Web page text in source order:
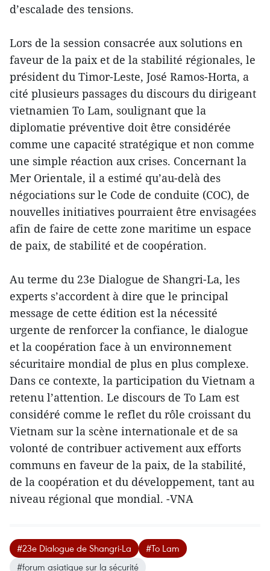
d’escalade des tensions.
Lors de la session consacrée aux solutions en
faveur de la paix et de la stabilité régionales, le
président du Timor-Leste, José Ramos-Horta, a
cité plusieurs passages du discours du dirigeant
vietnamien To Lam, soulignant que la
diplomatie préventive doit être considérée
comme une capacité stratégique et non comme
une simple réaction aux crises. Concernant la
Mer Orientale, il a estimé qu’au-delà des
négociations sur le Code de conduite (COC), de
nouvelles initiatives pourraient être envisagées
afin de faire de cette zone maritime un espace
de paix, de stabilité et de coopération.
Au terme du 23e Dialogue de Shangri-La, les
experts s’accordent à dire que le principal
message de cette édition est la nécessité
urgente de renforcer la confiance, le dialogue
et la coopération face à un environnement
sécuritaire mondial de plus en plus complexe.
Dans ce contexte, la participation du Vietnam a
retenu l’attention. Le discours de To Lam est
considéré comme le reflet du rôle croissant du
Vietnam sur la scène internationale et de sa
volonté de contribuer activement aux efforts
communs en faveur de la paix, de la stabilité,
de la coopération et du développement, tant au
niveau régional que mondial. -VNA
#23e Dialogue de Shangri-La
#To Lam
#forum asiatique sur la sécurité